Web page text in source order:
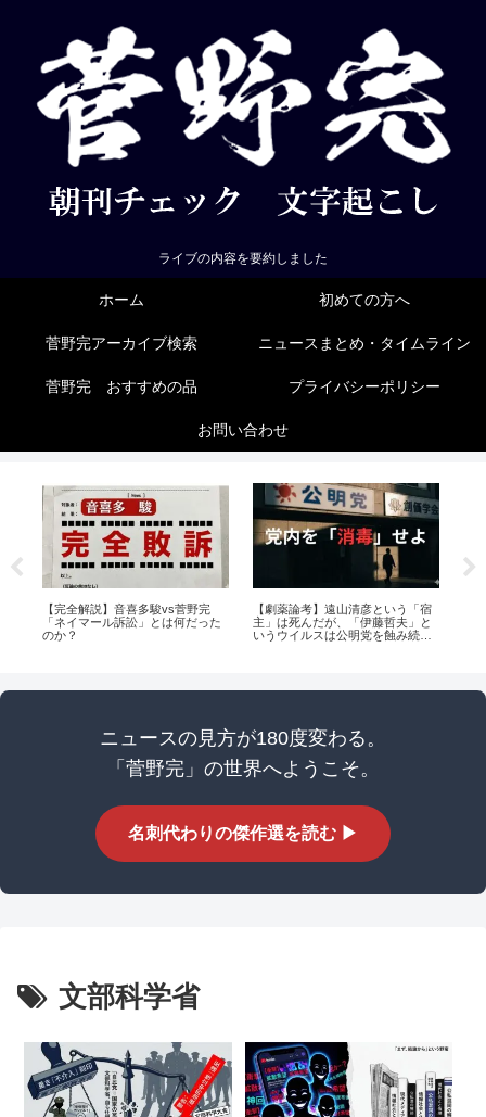
ライブの内容を要約しました
ホーム 初めての方へ
菅野完アーカイブ検索 ニュースまとめ・タイムライン
菅野完 おすすめの品 プライバシーポリシー
お問い合わせ
【完全解説】音喜多駿vs菅野完
「ネイマール訴訟」とは何だった
のか？
【劇薬論考】遠山清彦という「宿
主」は死んだが、「伊藤哲夫」と
いうウイルスは公明党を蝕み続け
ニュースの見方が180度変わる。
「菅野完」の世界へようこそ。
名刺代わりの傑作選を読む ▶
文部科学省